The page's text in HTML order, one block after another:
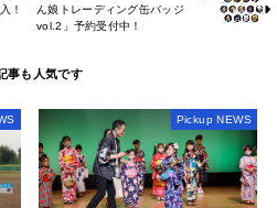
！
ん娘トレーディング缶バッジ
vol.2」予約受付中！
Pickup NEWS